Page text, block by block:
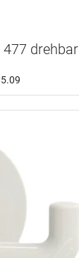
477 drehbar